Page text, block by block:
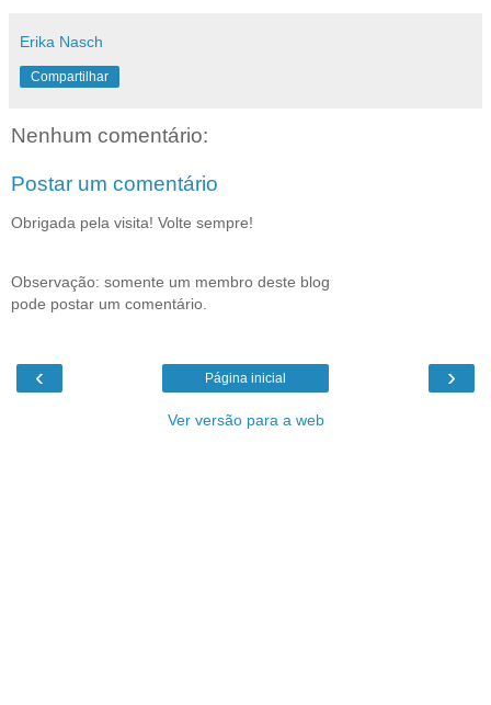
Erika Nasch
Compartilhar
Nenhum comentário:
Postar um comentário
Obrigada pela visita! Volte sempre!
Observação: somente um membro deste blog
pode postar um comentário.
‹ ›
Página inicial
Ver versão para a web